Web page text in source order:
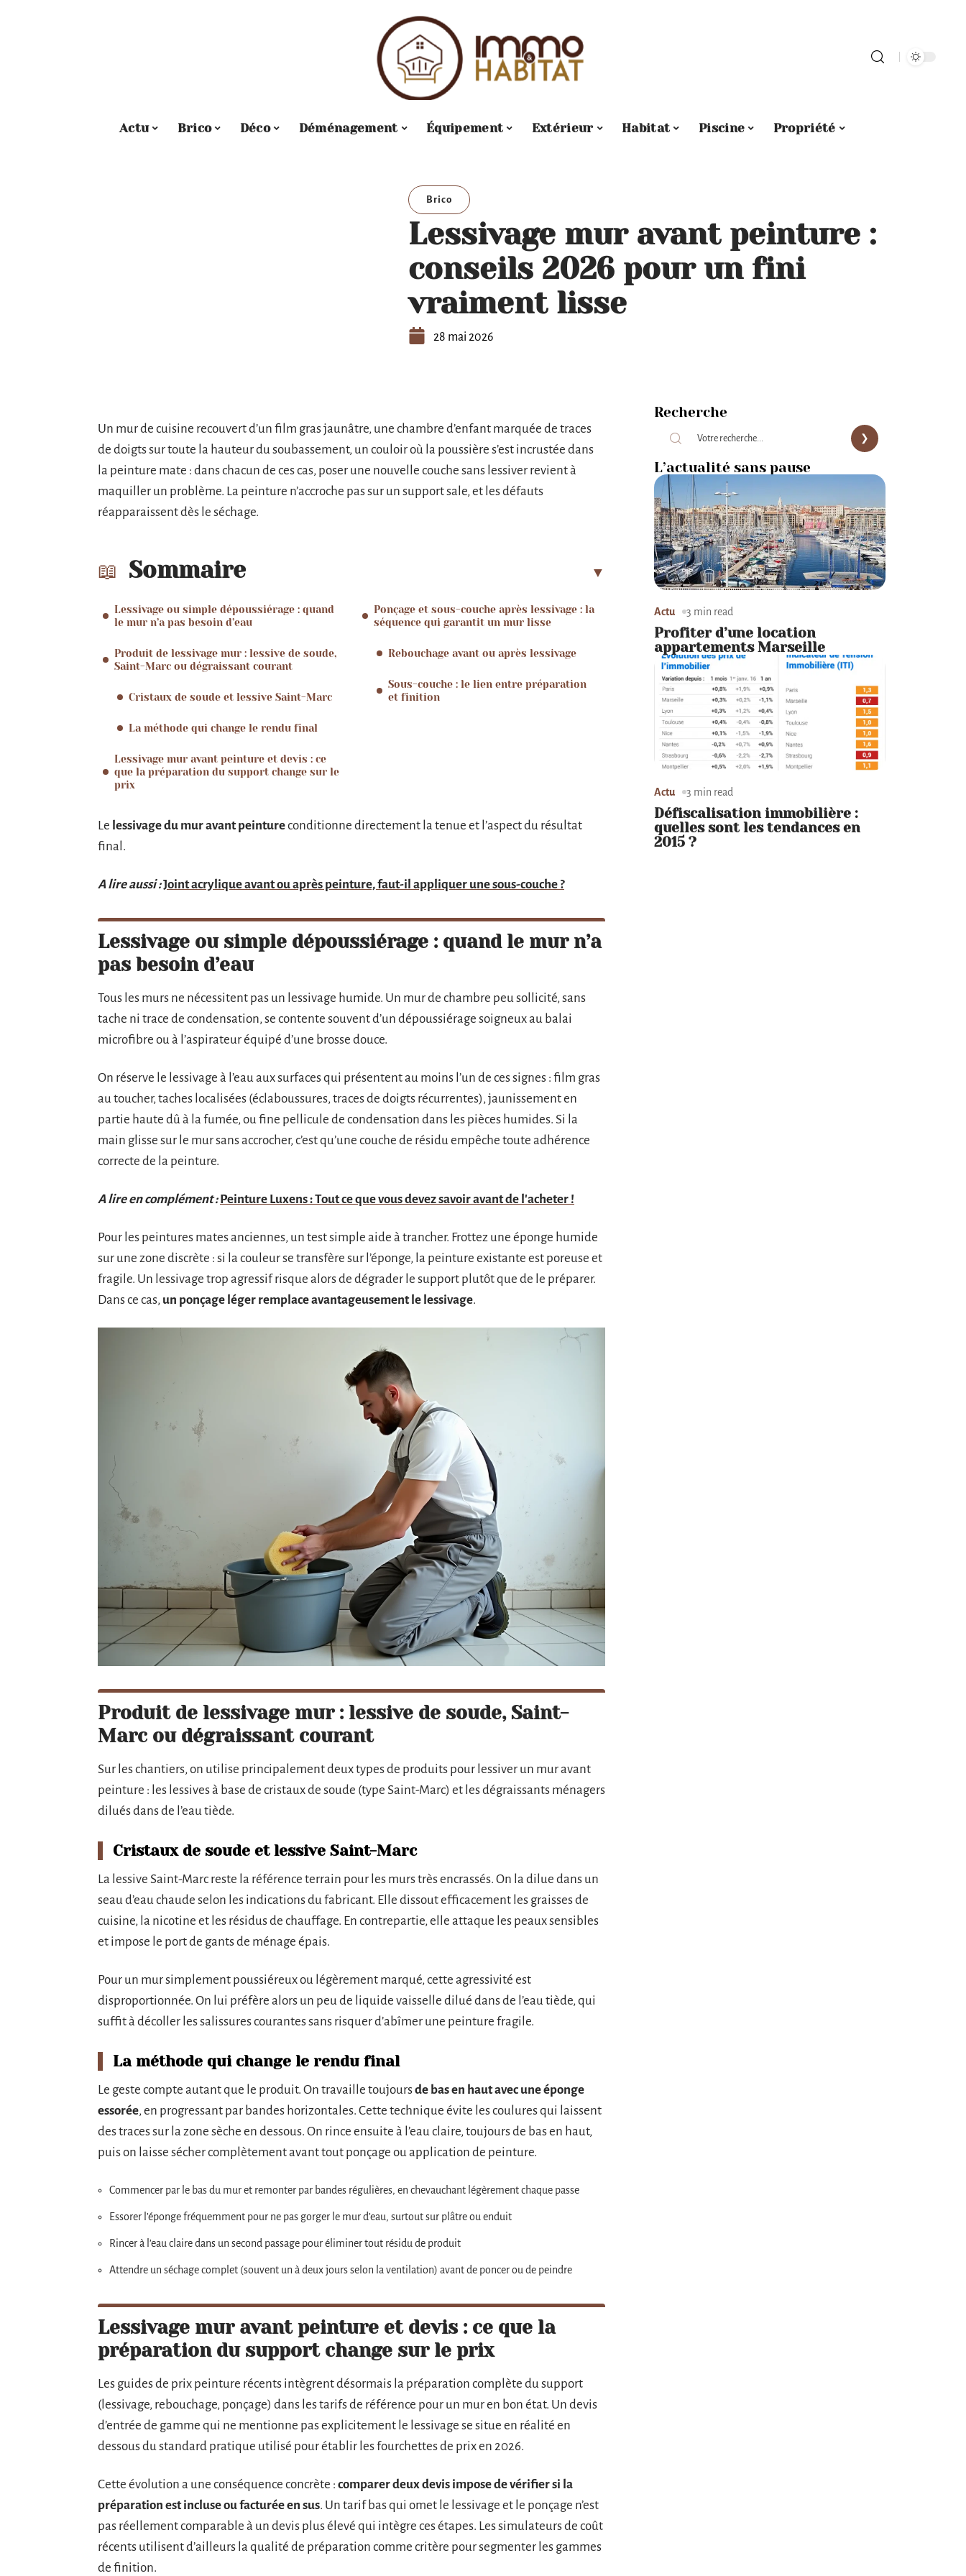
Actu Brico Déco Déménagement Équipement Extérieur Habitat Piscine Propriété
Brico
Lessivage mur avant peinture :
conseils 2026 pour un fini
vraiment lisse
28 mai 2026
Un mur de cuisine recouvert d’un film gras jaunâtre, une chambre d’enfant marquée de traces
de doigts sur toute la hauteur du soubassement, un couloir où la poussière s’est incrustée dans
la peinture mate : dans chacun de ces cas, poser une nouvelle couche sans lessiver revient à
maquiller un problème. La peinture n’accroche pas sur un support sale, et les défauts
réapparaissent dès le séchage.
Sommaire
Lessivage ou simple dépoussiérage : quand
le mur n’a pas besoin d’eau
Produit de lessivage mur : lessive de soude,
Saint-Marc ou dégraissant courant
Cristaux de soude et lessive Saint-Marc
La méthode qui change le rendu final
Lessivage mur avant peinture et devis : ce
que la préparation du support change sur le
prix
Ponçage et sous-couche après lessivage : la
séquence qui garantit un mur lisse
Rebouchage avant ou après lessivage
Sous-couche : le lien entre préparation
et finition
Le lessivage du mur avant peintureconditionne directement la tenue et l’aspect du résultat
final.
A lire aussi :Joint acrylique avant ou après peinture, faut-il appliquer une sous-couche ?
Lessivage ou simple dépoussiérage : quand le mur n’a
pas besoin d’eau
Tous les murs ne nécessitent pas un lessivage humide. Un mur de chambre peu sollicité, sans
tache ni trace de condensation, se contente souvent d’un dépoussiérage soigneux au balai
microfibre ou à l’aspirateur équipé d’une brosse douce.
On réserve le lessivage à l’eau aux surfaces qui présentent au moins l’un de ces signes : film gras
au toucher, taches localisées (éclaboussures, traces de doigts récurrentes), jaunissement en
partie haute dû à la fumée, ou fine pellicule de condensation dans les pièces humides. Si la
main glisse sur le mur sans accrocher, c’est qu’une couche de résidu empêche toute adhérence
correcte de la peinture.
A lire en complément : Peinture Luxens : Tout ce que vous devez savoir avant de l'acheter !
Pour les peintures mates anciennes, un test simple aide à trancher. Frottez une éponge humide
sur une zone discrète : si la couleur se transfère sur l’éponge, la peinture existante est poreuse et
fragile. Un lessivage trop agressif risque alors de dégrader le support plutôt que de le préparer.
Dans ce cas, un ponçage léger remplace avantageusement le lessivage.
Produit de lessivage mur : lessive de soude, Saint-
Marc ou dégraissant courant
Sur les chantiers, on utilise principalement deux types de produits pour lessiver un mur avant
peinture : les lessives à base de cristaux de soude (type Saint-Marc) et les dégraissants ménagers
dilués dans de l’eau tiède.
Cristaux de soude et lessive Saint-Marc
La lessive Saint-Marc reste la référence terrain pour les murs très encrassés. On la dilue dans un
seau d’eau chaude selon les indications du fabricant. Elle dissout efficacement les graisses de
cuisine, la nicotine et les résidus de chauffage. En contrepartie, elle attaque les peaux sensibles
et impose le port de gants de ménage épais.
Pour un mur simplement poussiéreux ou légèrement marqué, cette agressivité est
disproportionnée. On lui préfère alors un peu de liquide vaisselle dilué dans de l’eau tiède, qui
suffit à décoller les salissures courantes sans risquer d’abîmer une peinture fragile.
La méthode qui change le rendu final
Le geste compte autant que le produit. On travaille toujoursde bas en haut avec une éponge
essorée, en progressant par bandes horizontales. Cette technique évite les coulures qui laissent
des traces sur la zone sèche en dessous. On rince ensuite à l’eau claire, toujours de bas en haut,
puis on laisse sécher complètement avant tout ponçage ou application de peinture.
Commencer par le bas du mur et remonter par bandes régulières, en chevauchant légèrement chaque passe
Essorer l’éponge fréquemment pour ne pas gorger le mur d’eau, surtout sur plâtre ou enduit
Rincer à l’eau claire dans un second passage pour éliminer tout résidu de produit
Attendre un séchage complet (souvent un à deux jours selon la ventilation) avant de poncer ou de peindre
Lessivage mur avant peinture et devis : ce que la
préparation du support change sur le prix
Les guides de prix peinture récents intègrent désormais la préparation complète du support
(lessivage, rebouchage, ponçage) dans les tarifs de référence pour un mur en bon état. Un devis
d’entrée de gamme qui ne mentionne pas explicitement le lessivage se situe en réalité en
dessous du standard pratique utilisé pour établir les fourchettes de prix en 2026.
Cette évolution a une conséquence concrète : comparer deux devis impose de vérifier si la
préparation est incluse ou facturée en sus. Un tarif bas qui omet le lessivage et le ponçage n’est
pas réellement comparable à un devis plus élevé qui intègre ces étapes. Les simulateurs de coût
récents utilisent d’ailleurs la qualité de préparation comme critère pour segmenter les gammes
de finition.
Recherche
L’actualité sans pause
Actu 3 min read
Profiter d’une location
appartements Marseille
Actu 3 min read
Défiscalisation immobilière :
quelles sont les tendances en
2015 ?